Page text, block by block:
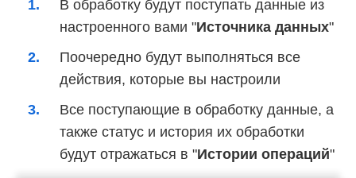
В обработку будут поступать данные из
настроенного вами "Источника данных"
Поочередно будут выполняться все
действия, которые вы настроили
Все поступающие в обработку данные, а
также статус и история их обработки
будут отражаться в "Истории операций"